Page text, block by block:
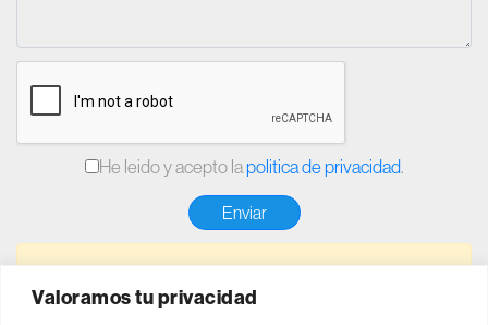
Valoramos tu privacidad
He leido y acepto lapolitica de privacidad.